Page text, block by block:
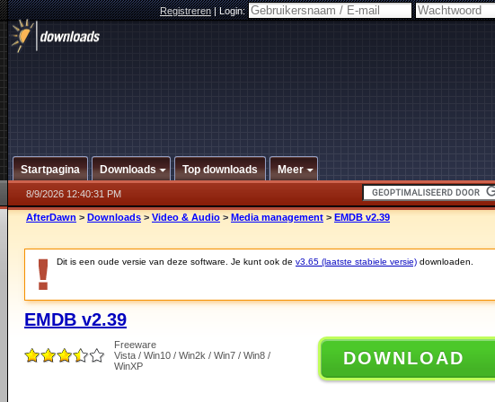
Registreren|Login:
Startpagina Downloads Top downloads Meer
8/9/2026 12:40:31 PM
AfterDawn > Downloads > Video & Audio > Media management > EMDB v2.39
Dit is een oude versie van deze software. Je kunt ook de v3.65 (laatste stabiele versie) downloaden.
EMDB v2.39
Freeware
Vista / Win10 / Win2k / Win7 / Win8 /
WinXP
DOWNLOAD